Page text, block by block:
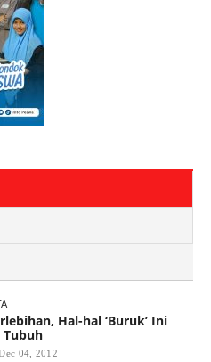
Hal-hal ‘Buruk’ Ini
04, 2012